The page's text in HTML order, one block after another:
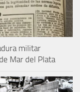
militar
Mar del Plata